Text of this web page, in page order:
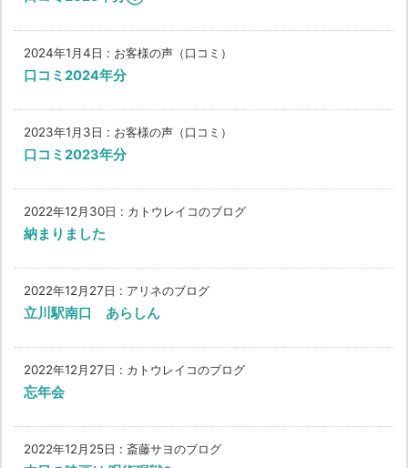
2024年1月4日 : お客様の声（口コミ）
口コミ2024年分
2023年1月3日 : お客様の声（口コミ）
口コミ2023年分
2022年12月30日 : カトウレイコのブログ
納まりました
2022年12月27日 : アリネのブログ
立川駅南口 あらしん
2022年12月27日 : カトウレイコのブログ
忘年会
2022年12月25日 : 斎藤サヨのブログ